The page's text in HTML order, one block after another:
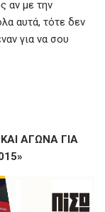
αν με την
αυτά, τότε δεν
για να σου
ΑΓΩΝΑ ΓΙΑ